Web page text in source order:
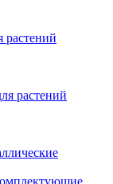
растений